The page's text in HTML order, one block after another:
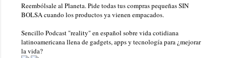
Reembólsale al Planeta. Pide todas tus compras pequeñas SIN
BOLSA cuando los productos ya vienen empacados.
Sencillo Podcast "reality" en español sobre vida cotidiana
latinoamericana llena de gadgets, apps y tecnología para ¿mejorar
la vida?